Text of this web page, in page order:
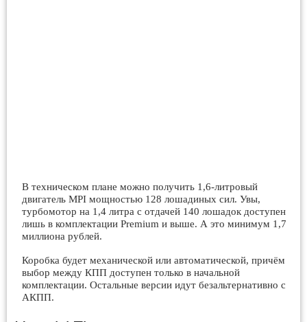
В техническом плане можно получить 1,6-литровый
двигатель MPI мощностью 128 лошадиных сил. Увы,
турбомотор на 1,4 литра с отдачей 140 лошадок доступен
лишь в комплектации Premium и выше. А это минимум 1,7
миллиона рублей.
Коробка будет механической или автоматической, причём
выбор между КПП доступен только в начальной
комплектации. Остальные версии идут безальтернативно с
АКПП.